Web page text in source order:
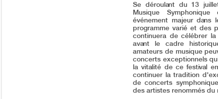
Se déroulant du 13
Musique
événement majeur dans
programme varié et des
continuera de célébrer
avant le cadre
amateurs de musique
concerts exceptionnels
la vitalité de ce festival
continuer la tradition
de concerts
des artistes renommés du